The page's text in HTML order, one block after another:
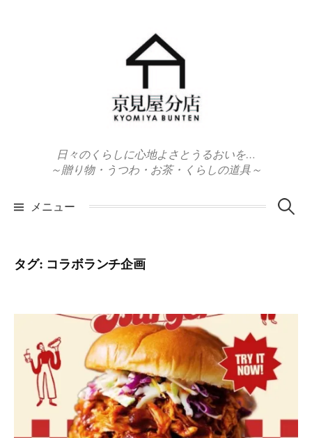
日々のくらしに心地よさとうるおいを…
～贈り物・うつわ・お茶・くらしの道具～
メニュー 検
タグ: コラボランチ企画